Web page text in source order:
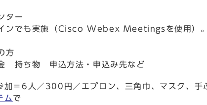
ター
ンでも実施（Cisco Webex Meetingsを使用）。
方
持ち物 申込方法・申込み先など
加＝6人／300円／エプロン、三角巾、マスク、
ム で